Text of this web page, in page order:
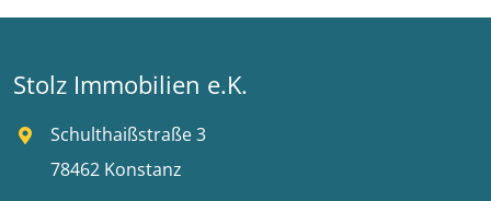
Stolz Immobilien e.K.
Schulthaißstraße 3
78462 Konstanz